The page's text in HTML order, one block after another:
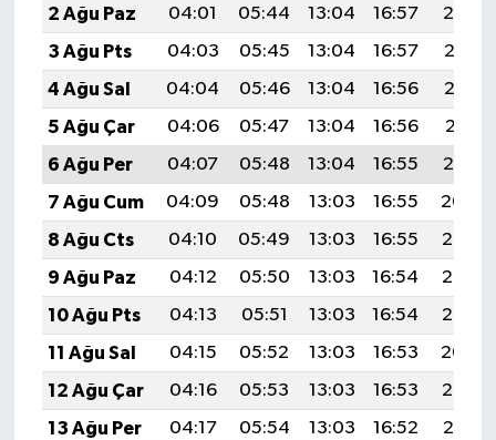
2 Ağu Paz
04:01 05:44 13:04 16:57
20:14
3 Ağu Pts
04:03 05:45 13:04 16:57
20:13
4 Ağu Sal
04:04 05:46 13:04 16:56
20:12
5 Ağu Çar
04:06 05:47 13:04 16:56
20:11
6 Ağu Per
04:07 05:48 13:04 16:55
20:10
7 Ağu Cum
04:09 05:48 13:03 16:55
20:09
8 Ağu Cts
04:10 05:49 13:03 16:55
20:07
9 Ağu Paz
04:12 05:50 13:03 16:54
20:06
10 Ağu Pts
04:13 05:51 13:03 16:54
20:05
11 Ağu Sal
04:15 05:52 13:03 16:53
20:04
12 Ağu Çar
04:16 05:53 13:03 16:53
20:02
13 Ağu Per
04:17 05:54 13:03 16:52
20:01